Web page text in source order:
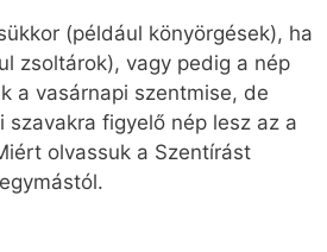
(például könyörgések), ha
zsoltárok), vagy pedig a nép
a vasárnapi szentmise, de
figyelő nép lesz az a
olvassuk a Szentírást